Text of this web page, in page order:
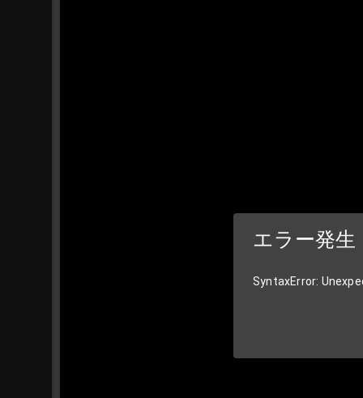
エラー発生
SyntaxError: